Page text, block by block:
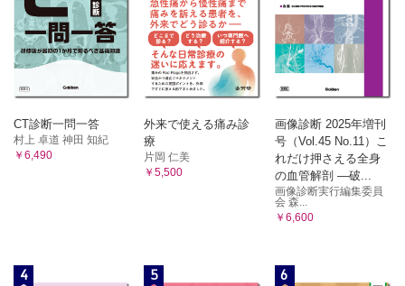
CT診断一問一答
村上 卓道 神田 知紀
￥6,490
外来で使える痛み診
療
片岡 仁美
￥5,500
画像診断 2025年増刊
号（Vol.45 No.11）こ
れだけ押さえる全身
の血管解剖 ―破...
画像診断実行編集委員
会 森...
￥6,600
4 5 6